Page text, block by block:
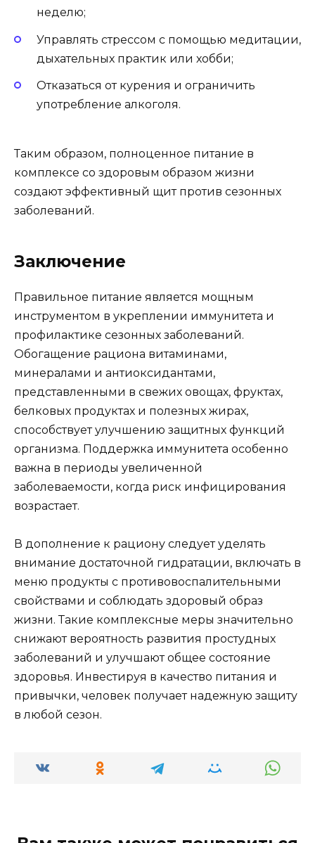
неделю;
Управлять стрессом с помощью медитации,
дыхательных практик или хобби;
Отказаться от курения и ограничить
употребление алкоголя.
Таким образом, полноценное питание в
комплексе со здоровым образом жизни
создают эффективный щит против сезонных
заболеваний.
Заключение
Правильное питание является мощным
инструментом в укреплении иммунитета и
профилактике сезонных заболеваний.
Обогащение рациона витаминами,
минералами и антиоксидантами,
представленными в свежих овощах, фруктах,
белковых продуктах и полезных жирах,
способствует улучшению защитных функций
организма. Поддержка иммунитета особенно
важна в периоды увеличенной
заболеваемости, когда риск инфицирования
возрастает.
В дополнение к рациону следует уделять
внимание достаточной гидратации, включать в
меню продукты с противовоспалительными
свойствами и соблюдать здоровый образ
жизни. Такие комплексные меры значительно
снижают вероятность развития простудных
заболеваний и улучшают общее состояние
здоровья. Инвестируя в качество питания и
привычки, человек получает надежную защиту
в любой сезон.